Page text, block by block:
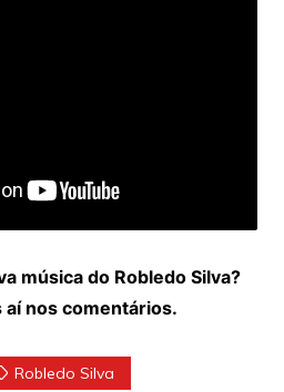
música do Robledo Silva?
aí nos comentários.
Robledo Silva